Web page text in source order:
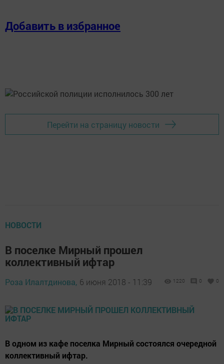
Добавить в избранное
Перейти на страницу новости
НОВОСТИ
В поселке Мирный прошел
коллективный ифтар
Роза Илалтдинова, 6 июня 2018 - 11:39 1220 0 0
В одном из кафе поселка Мирный состоялся очередной
коллективный ифтар.